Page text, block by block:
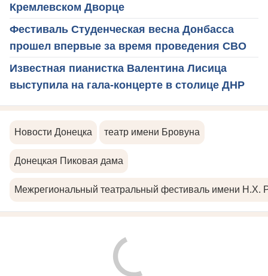
Кремлевском Дворце
Фестиваль Студенческая весна Донбасса
прошел впервые за время проведения СВО
Известная пианистка Валентина Лисица
выступила на гала-концерте в столице ДНР
Новости Донецка театр имени Бровуна
Донецкая Пиковая дама
Межрегиональный театральный фестиваль имени Н.Х.